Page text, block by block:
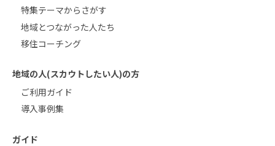
特集テーマからさがす
地域とつながった人たち
移住コーチング
地域の人(スカウトしたい人)の方
ご利用ガイド
導入事例集
ガイド